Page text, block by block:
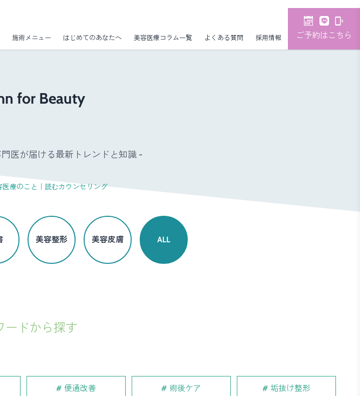
施術メニュー はじめてのあなたへ 美容医療コラム一覧 よくある質問 採用情報 ご予約はこちら
for Beauty
医が届ける最新トレンドと知識 -
医療のこと｜読むカウンセリング
美容整形 美容皮膚 ALL
ードから探す
便通改善 術後ケア 垢抜け整形